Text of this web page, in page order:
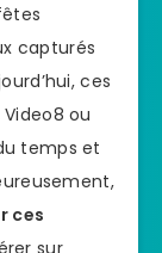
capturés
ces
Video8 ou
temps et
ces
sur